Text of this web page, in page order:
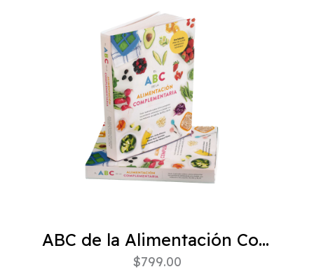
ABC de la Alimentación Complementaria 4ta edición
$799.00